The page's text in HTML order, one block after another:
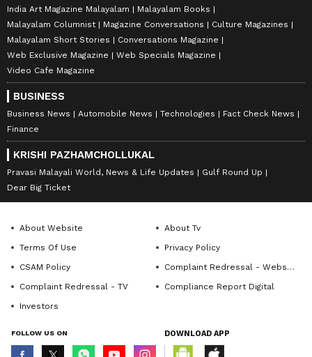
India Art Magazine Malayalam
Malayalam Books
Malayalam Columnist
Magazine Conversations
Culture Magazines
Malayalam Short Stories
Conversations Magazine
Web Exclusive Magazine
Web Specials Magazine
Video Cafe Magazine
BUSINESS
Business News Automobile News Technologies
Fact Check News
Finance
KRISHI PAZHAMCHOLLUKAL
Pravasi Malayali World, News & Life Updates
Gulf Round Up
Dear Big Ticket
About Website
About Tv
Terms Of Use
Privacy Policy
CSAM Policy
Complaint Redressal - Website
Complaint Redressal - TV
Compliance Report Digital
Investors
FOLLOW US ON DOWNLOAD APP